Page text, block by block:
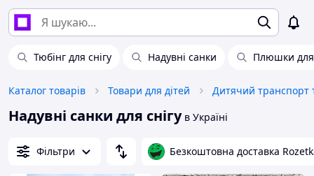
Тюбінг для снігу Надувні санки Плюшки для
Каталог товарів Товари для дітей Дитячий транспорт
Надувні санки для снігув Україні
Фільтри Безкоштовна доставка